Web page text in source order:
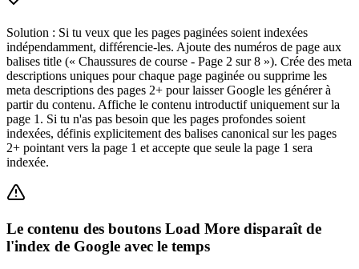
Solution : Si tu veux que les pages paginées soient indexées
indépendamment, différencie-les. Ajoute des numéros de page aux
balises title (« Chaussures de course - Page 2 sur 8 »). Crée des meta
descriptions uniques pour chaque page paginée ou supprime les
meta descriptions des pages 2+ pour laisser Google les générer à
partir du contenu. Affiche le contenu introductif uniquement sur la
page 1. Si tu n'as pas besoin que les pages profondes soient
indexées, définis explicitement des balises canonical sur les pages
2+ pointant vers la page 1 et accepte que seule la page 1 sera
indexée.
Le contenu des boutons Load More disparaît de
l'index de Google avec le temps